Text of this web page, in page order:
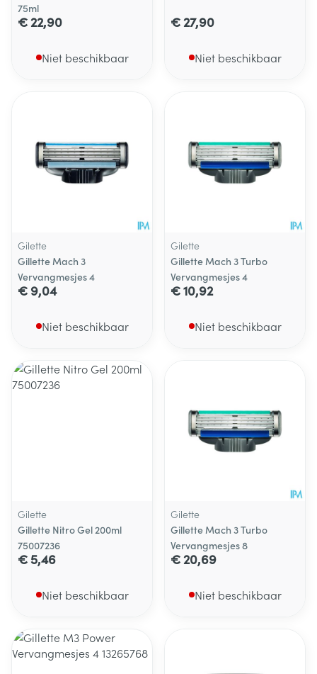
75ml
€ 22,90
Niet beschikbaar
€ 27,90
Niet beschikbaar
Gilette
Gillette Mach 3
Vervangmesjes 4
€ 9,04
Niet beschikbaar
Gilette
Gillette Mach 3 Turbo
Vervangmesjes 4
€ 10,92
Niet beschikbaar
Gilette
Gillette Nitro Gel 200ml
75007236
€ 5,46
Niet beschikbaar
Gilette
Gillette Mach 3 Turbo
Vervangmesjes 8
€ 20,69
Niet beschikbaar